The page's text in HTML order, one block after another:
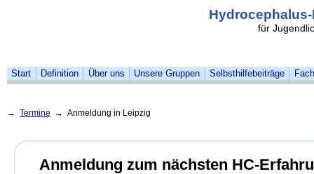
Start Definition Über uns Unsere Gruppen Selbsthilfebeiträge
→ Termine → Anmeldung in Leipzig
Anmeldung zum nächsten HC-
für